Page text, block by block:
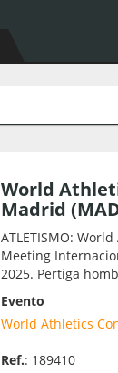
World
Madrid
ATLETISMO:
Meeting
2025. Pertiga
Evento
World Athletics
Ref.: 189410